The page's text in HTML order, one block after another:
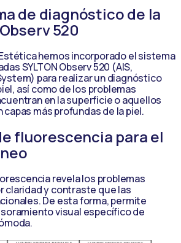
de diagnóstico de la
520
hemos incorporado el sistema
SYLTON Observ 520 (AIS,
para realizar un diagnóstico
así como de los problemas
en la superficie o aquellos
más profundas de la piel.
fluorescencia para el
revela los problemas
claridad y contraste que las
De esta forma, permite
visual específico de